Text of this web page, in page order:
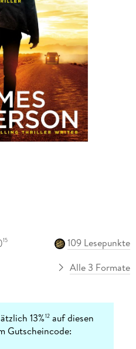
)15
109 Lesepunkte
Alle 3 Formate
13%12 auf diesen
Gutscheincode: